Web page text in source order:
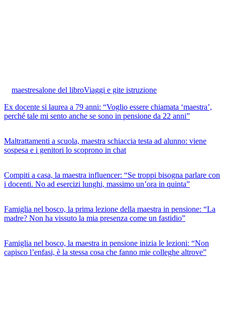
maestresalone del libroViaggi e gite istruzione
Ex docente si laurea a 79 anni: “Voglio essere chiamata ‘maestra’,
perché tale mi sento anche se sono in pensione da 22 anni”
Maltrattamenti a scuola, maestra schiaccia testa ad alunno: viene
sospesa e i genitori lo scoprono in chat
Compiti a casa, la maestra influencer: “Se troppi bisogna parlare con
i docenti. No ad esercizi lunghi, massimo un’ora in quinta”
Famiglia nel bosco, la prima lezione della maestra in pensione: “La
madre? Non ha vissuto la mia presenza come un fastidio”
Famiglia nel bosco, la maestra in pensione inizia le lezioni: “Non
capisco l’enfasi, è la stessa cosa che fanno mie colleghe altrove”